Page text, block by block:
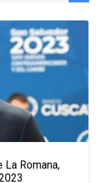
Romana,